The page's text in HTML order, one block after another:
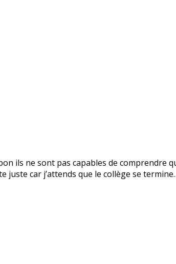
ils ne sont pas capables de comprendre
juste car j’attends que le collège se